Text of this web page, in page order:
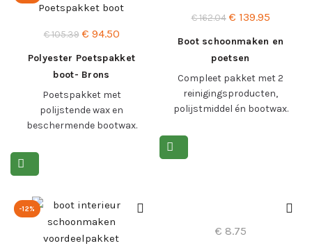
€105.39 Oorspronkelijke
was:
€ 94.50Huidige
Polyester Poetspakket
boot- Brons
Poetspakket met
polijstende wax en
beschermende bootwax.
€162.04 Oorspronkelijke
€ 139.95Huidige
Boot schoonmaken en
poetsen
Combinatiepakket
Compleet pakket met 2
reinigingsproducten,
polijstmiddel én bootwax.
-12%
€ 8.75